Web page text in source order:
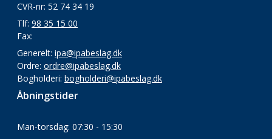
CVR-nr: 52 74 34 19
Tlf: 98 35 15 00
Fax:
Generelt: ipa@ipabeslag.dk
Ordre: ordre@ipabeslag.dk
Bogholderi: bogholderi@ipabeslag.dk
Åbningstider
Man-torsdag: 07:30 - 15:30